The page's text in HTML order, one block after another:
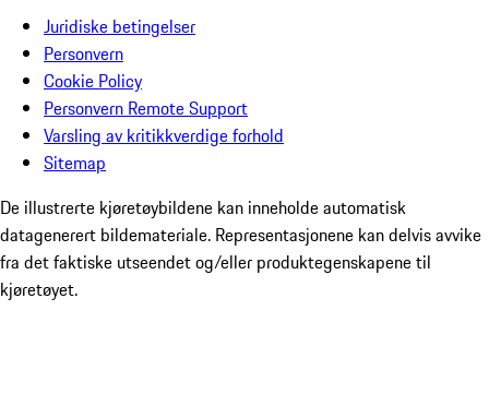
Juridiske betingelser
Personvern
Cookie Policy
Personvern Remote Support
Varsling av kritikkverdige forhold
Sitemap
De illustrerte kjøretøybildene kan inneholde automatisk
datagenerert bildemateriale. Representasjonene kan delvis avvike
fra det faktiske utseendet og/eller produktegenskapene til
kjøretøyet.